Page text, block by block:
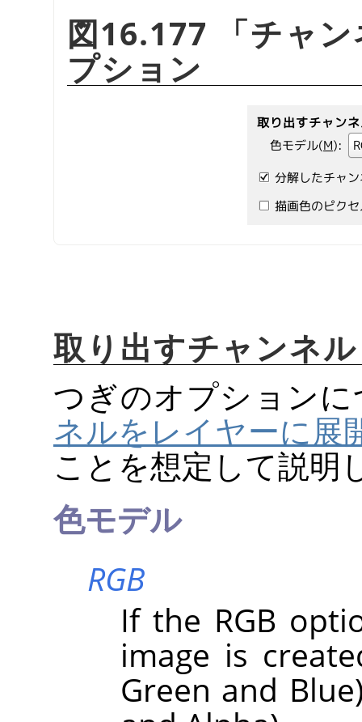
図16.177 「チャ
プション
取り出すチャンネル
つぎのオプション
ネルをレイヤーに展
ことを想定して説明
色モデル
RGB
If the RGB
image is
Green and